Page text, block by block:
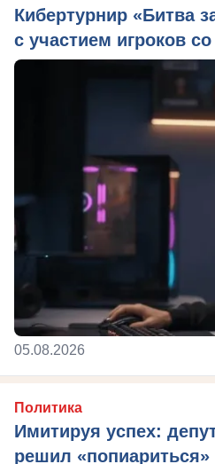
Кибертурнир «Битва
с участием игроков
05.08.2026
Политика
Имитируя успех:
решил «попиариться»